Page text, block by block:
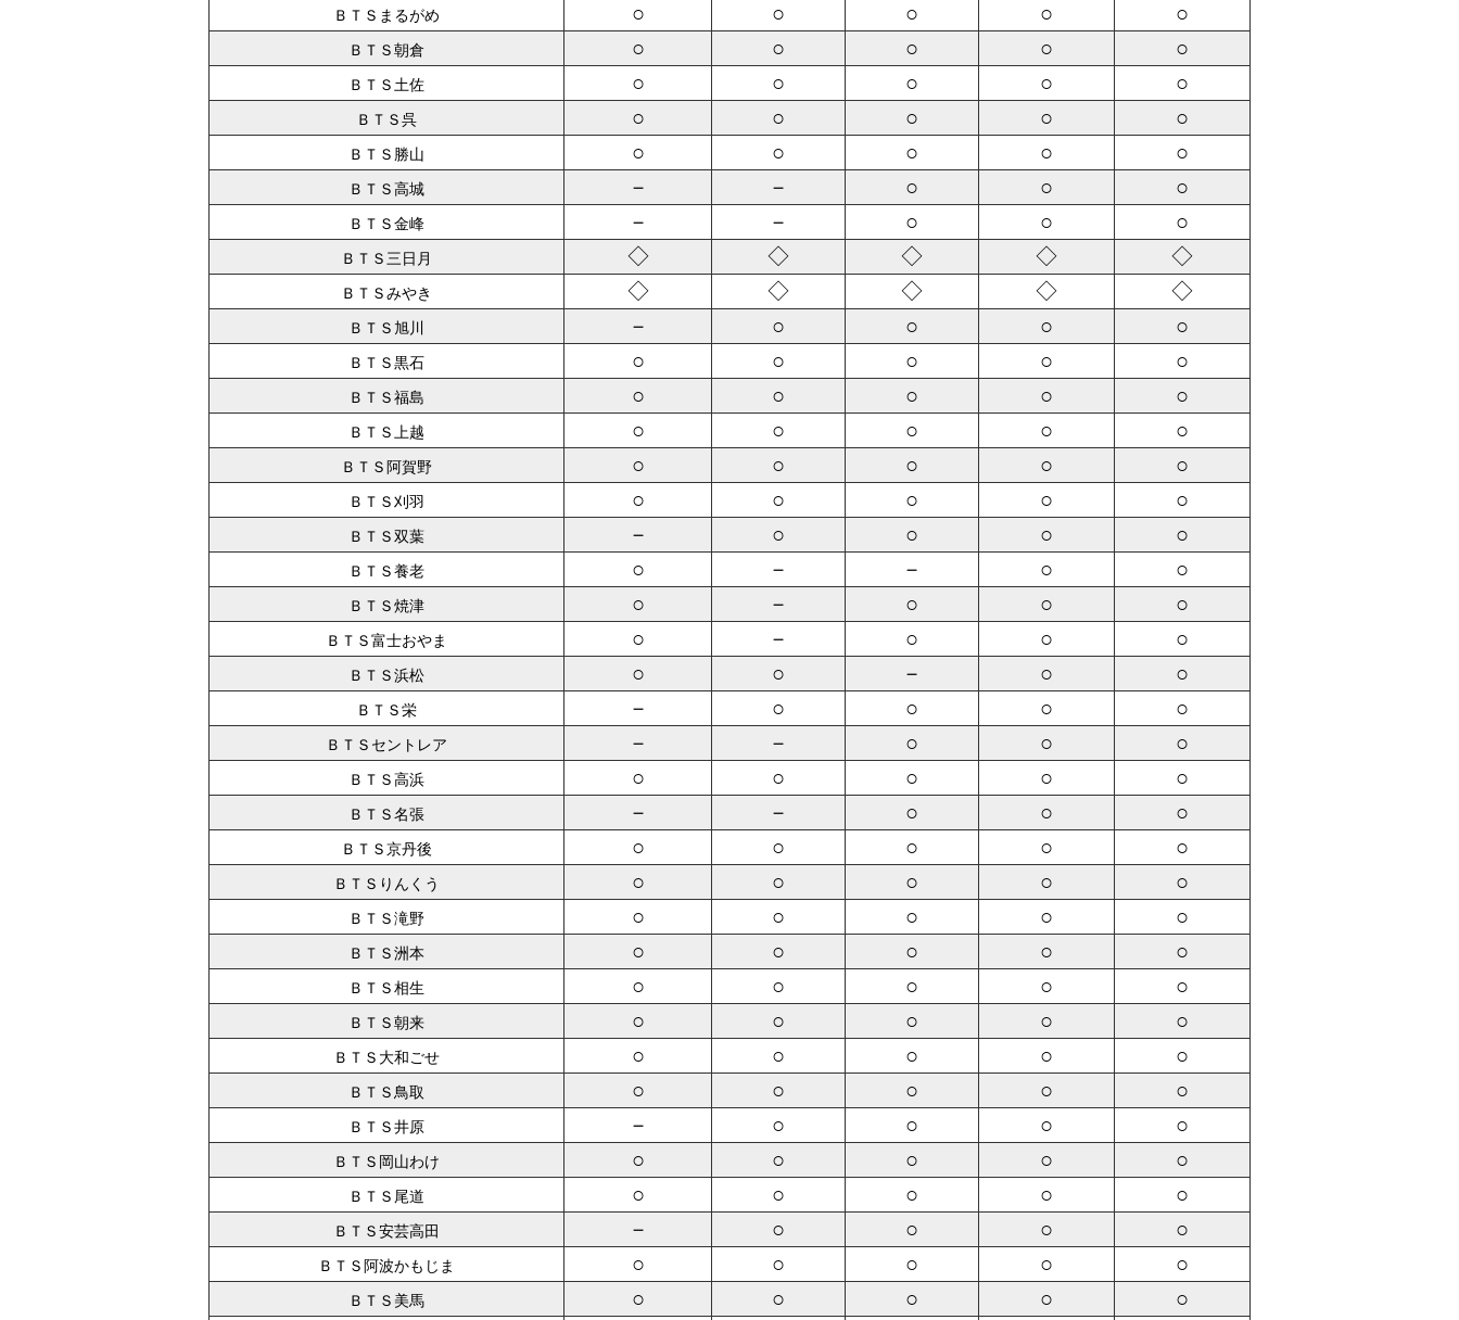
ＢＴＳまるがめ ○ ○ ○ ○ ○
ＢＴＳ朝倉 ○ ○ ○ ○ ○
ＢＴＳ土佐 ○ ○ ○ ○ ○
ＢＴＳ呉 ○ ○ ○ ○ ○
ＢＴＳ勝山 ○ ○ ○ ○ ○
ＢＴＳ高城 － － ○ ○ ○
ＢＴＳ金峰 － － ○ ○ ○
ＢＴＳ三日月 ◇ ◇ ◇ ◇ ◇
ＢＴＳみやき ◇ ◇ ◇ ◇ ◇
ＢＴＳ旭川 － ○ ○ ○ ○
ＢＴＳ黒石 ○ ○ ○ ○ ○
ＢＴＳ福島 ○ ○ ○ ○ ○
ＢＴＳ上越 ○ ○ ○ ○ ○
ＢＴＳ阿賀野 ○ ○ ○ ○ ○
ＢＴＳ刈羽 ○ ○ ○ ○ ○
ＢＴＳ双葉 － ○ ○ ○ ○
ＢＴＳ養老 ○ － － ○ ○
ＢＴＳ焼津 ○ － ○ ○ ○
ＢＴＳ富士おやま ○ － ○ ○ ○
ＢＴＳ浜松 ○ ○ － ○ ○
ＢＴＳ栄 － ○ ○ ○ ○
ＢＴＳセントレア － － ○ ○ ○
ＢＴＳ高浜 ○ ○ ○ ○ ○
ＢＴＳ名張 － － ○ ○ ○
ＢＴＳ京丹後 ○ ○ ○ ○ ○
ＢＴＳりんくう ○ ○ ○ ○ ○
ＢＴＳ滝野 ○ ○ ○ ○ ○
ＢＴＳ洲本 ○ ○ ○ ○ ○
ＢＴＳ相生 ○ ○ ○ ○ ○
ＢＴＳ朝来 ○ ○ ○ ○ ○
ＢＴＳ大和ごせ ○ ○ ○ ○ ○
ＢＴＳ鳥取 ○ ○ ○ ○ ○
ＢＴＳ井原 － ○ ○ ○ ○
ＢＴＳ岡山わけ ○ ○ ○ ○ ○
ＢＴＳ尾道 ○ ○ ○ ○ ○
ＢＴＳ安芸高田 － ○ ○ ○ ○
ＢＴＳ阿波かもじま ○ ○ ○ ○ ○
ＢＴＳ美馬 ○ ○ ○ ○ ○